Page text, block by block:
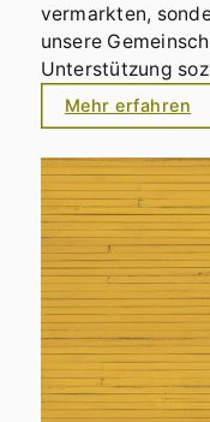
vermarkten,
unsere
Unterstützung
zentraler
Stiftung uns über
zusammen mit
Padel Clubs in
nur "JA" sagen.
Mehr erfahren